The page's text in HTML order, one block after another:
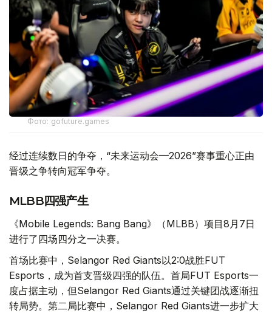
Фото: gofuture.games
经过连续数日的争夺，“未来运动会—2026”赛事重心正由
晋级之争转向冠军争夺。
MLBB四强产生
《Mobile Legends: Bang Bang》（MLBB）项目8月7日
进行了四场四分之一决赛。
首场比赛中，Selangor Red Giants以2:0战胜FUT
Esports，成为首支晋级四强的队伍。首局FUT Esports一
度占据主动，但Selangor Red Giants通过关键团战逐渐扭
转局势。第二局比赛中，Selangor Red Giants进一步扩大